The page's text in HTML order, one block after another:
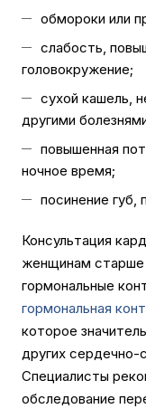
обмороки или
слабость,
головокружение;
сухой кашель,
другими
повышенная
ночное время;
посинение губ,
Консультация
женщинам старше
гормональные
гормональная
которое
других сердечно-
Специалисты
обследование